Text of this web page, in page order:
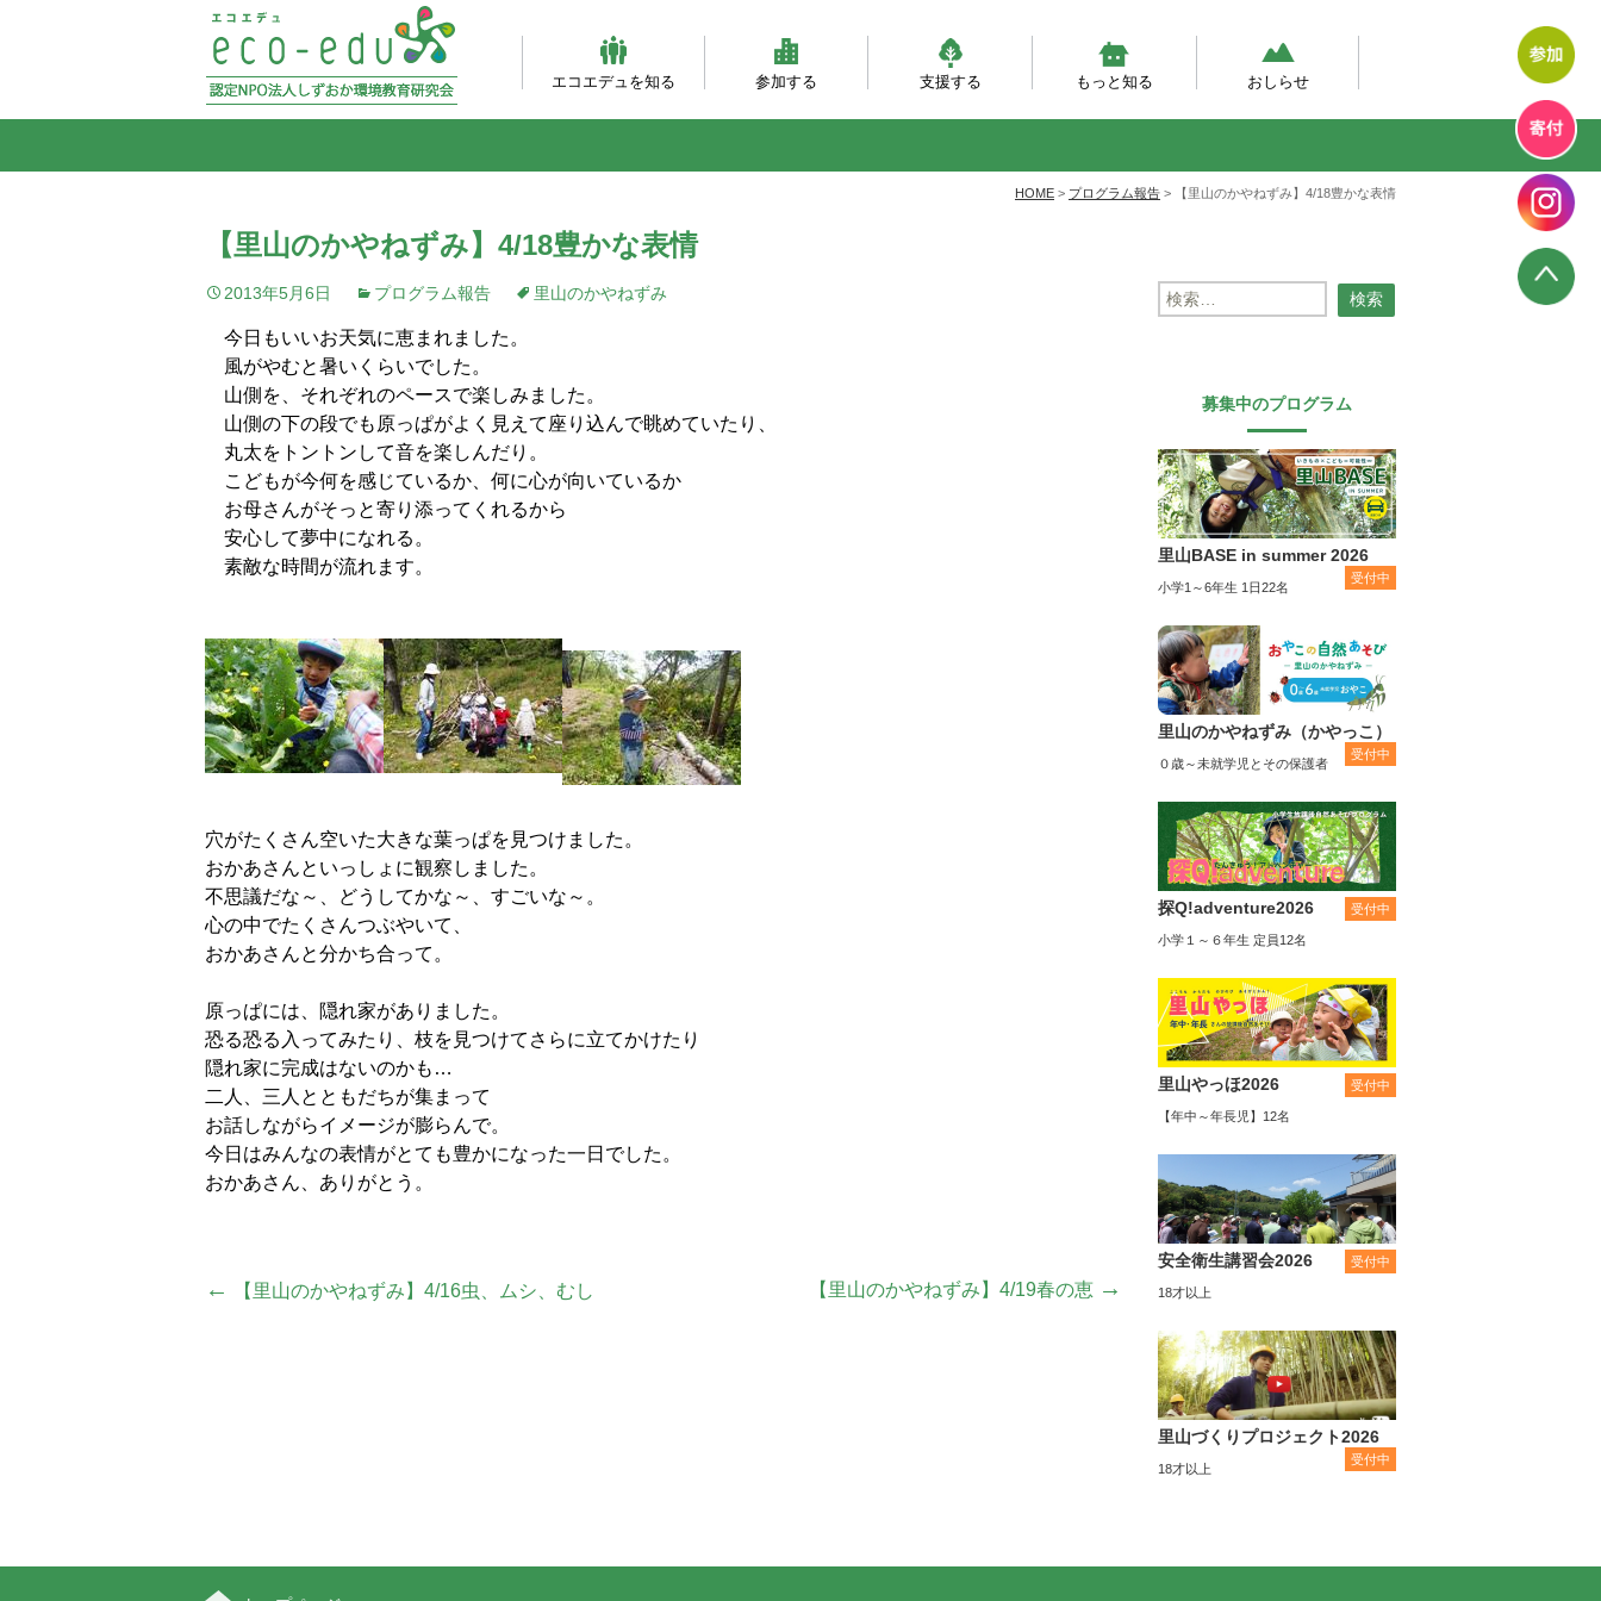
エコエデュを知る
参加する
支援する
もっと知る
おしらせ
HOME > プログラム報告 > 【里山のかやねずみ】4/18豊かな表情
【里山のかやねずみ】4/18豊かな表情
2013年5月6日 プログラム報告 里山のかやねずみ
今日もいいお天気に恵まれました。
風がやむと暑いくらいでした。
山側を、それぞれのペースで楽しみました。
山側の下の段でも原っぱがよく見えて座り込んで眺めていたり、
丸太をトントンして音を楽しんだり。
こどもが今何を感じているか、何に心が向いているか
お母さんがそっと寄り添ってくれるから
安心して夢中になれる。
素敵な時間が流れます。
穴がたくさん空いた大きな葉っぱを見つけました。
おかあさんといっしょに観察しました。
不思議だな～、どうしてかな～、すごいな～。
心の中でたくさんつぶやいて、
おかあさんと分かち合って。
原っぱには、隠れ家がありました。
恐る恐る入ってみたり、枝を見つけてさらに立てかけたり
隠れ家に完成はないのかも…
二人、三人とともだちが集まって
お話しながらイメージが膨らんで。
今日はみんなの表情がとても豊かになった一日でした。
おかあさん、ありがとう。
投
ゲ
← 【里山のかやねずみ】4/16虫、ムシ、むし 【里山のかやねずみ】4/19春の恵 →
検
索:
募集中のプログラム
里山BASE in summer 2026
受付中
小学1～6年生 1日22名
里山のかやねずみ（かやっこ）
受付中
０歳～未就学児とその保護者
探Q!adventure2026 受付中
小学１～６年生 定員12名
里山やっほ2026 受付中
【年中～年長児】12名
安全衛生講習会2026 受付中
18才以上
里山づくりプロジェクト2026
受付中
18才以上